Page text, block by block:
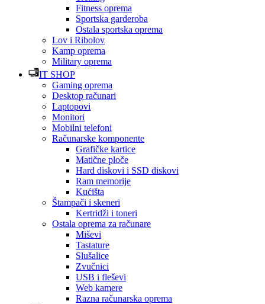
Fitness oprema
Sportska garderoba
Ostala sportska oprema
Lov i Ribolov
Kamp oprema
Military oprema
IT SHOP
Gaming oprema
Desktop računari
Laptopovi
Monitori
Mobilni telefoni
Računarske komponente
Grafičke kartice
Matične ploče
Hard diskovi i SSD diskovi
Ram memorije
Kućišta
Štampači i skeneri
Kertridži i toneri
Ostala oprema za računare
Miševi
Tastature
Slušalice
Zvučnici
USB i fleševi
Web kamere
Razna računarska oprema